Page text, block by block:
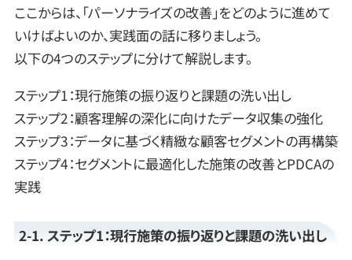
ここからは、「パーソナライズの改善」をどのように進めて
いけばよいのか、実践面の話に移りましょう。
以下の4つのステップに分けて解説します。
ステップ1：現行施策の振り返りと課題の洗い出し
ステップ2：顧客理解の深化に向けたデータ収集の強化
ステップ3：データに基づく精緻な顧客セグメントの再構築
ステップ4：セグメントに最適化した施策の改善とPDCAの
実践
2-1. ステップ1：現行施策の振り返りと課題の洗い出し